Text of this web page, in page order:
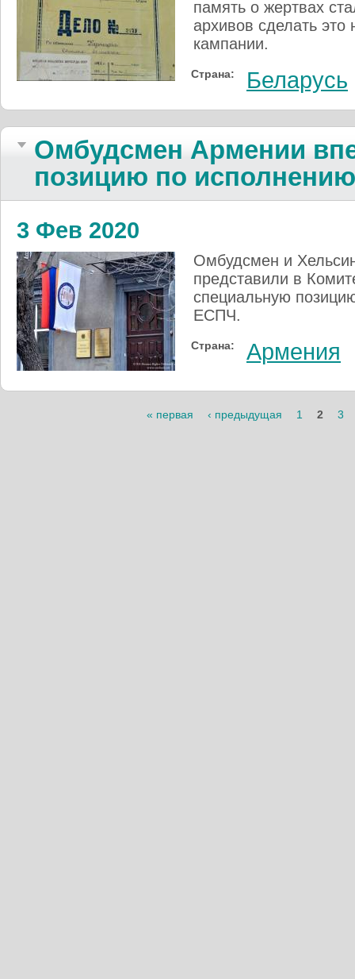
память о жертвах
архивов сделать это
кампании.
Страна: Беларусь
Омбудсмен Армении
позицию по
3 Фев 2020
Омбудсмен и
представили в
специальную
ЕСПЧ.
Страна: Армения
« первая ‹ предыдущая 1 2 3